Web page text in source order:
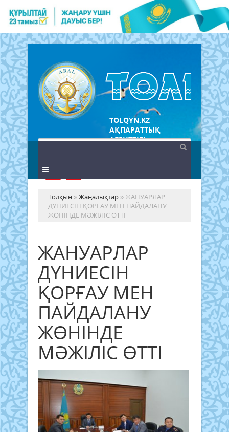
TOLQYN.KZ
АҚПАРАТТЫҚ
АГЕНТТІГІ
Толқын »Жаңалықтар » ЖАНУАРЛАР
ДҮНИЕСІН ҚОРҒАУ МЕН ПАЙДАЛАНУ
ЖӨНІНДЕ МӘЖІЛІС ӨТТІ
ЖАНУАРЛАР
ДҮНИЕСІН
ҚОРҒАУ МЕН
ПАЙДАЛАНУ
ЖӨНІНДЕ
МӘЖІЛІС ӨТТІ